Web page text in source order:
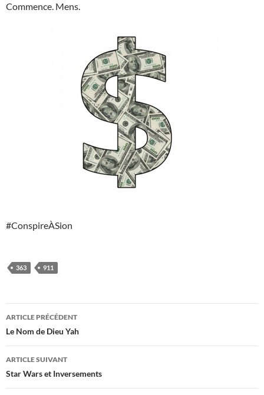
Commence. Mens.
#ConspireÀSion
363 911
Navigation
des
articles
ARTICLE PRÉCÉDENT
Le Nom de Dieu Yah
ARTICLE SUIVANT
Star Wars et Inversements